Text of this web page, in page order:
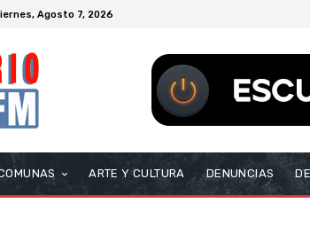
Agosto 7, 2026
ARTE Y CULTURA DENUNCIAS